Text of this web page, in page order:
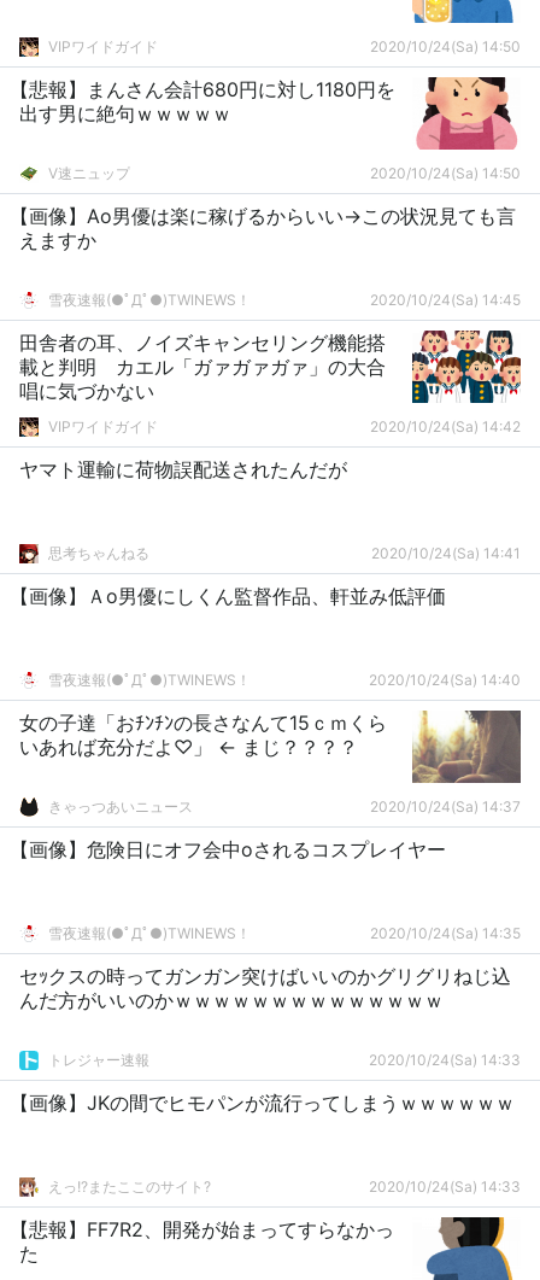
VIPワイドガイド 2020/10/24(Sa) 14:50
【悲報】まんさん会計680円に対し1180円を
出す男に絶句ｗｗｗｗｗ
V速ニュップ 2020/10/24(Sa) 14:50
【画像】Ao男優は楽に稼げるからいい→この状況見ても言
えますか
雪夜速報(●ﾟДﾟ●)TWINEWS！ 2020/10/24(Sa) 14:45
田舎者の耳、ノイズキャンセリング機能搭
載と判明 カエル「ガァガァガァ」の大合
唱に気づかない
VIPワイドガイド 2020/10/24(Sa) 14:42
ヤマト運輸に荷物誤配送されたんだが
思考ちゃんねる 2020/10/24(Sa) 14:41
【画像】Ａo男優にしくん監督作品、軒並み低評価
雪夜速報(●ﾟДﾟ●)TWINEWS！ 2020/10/24(Sa) 14:40
女の子達「おﾁﾝﾁﾝの長さなんて15ｃｍくら
いあれば充分だよ♡」 ← まじ？？？？
きゃっつあいニュース 2020/10/24(Sa) 14:37
【画像】危険日にオフ会中oされるコスプレイヤー
雪夜速報(●ﾟДﾟ●)TWINEWS！ 2020/10/24(Sa) 14:35
セｯクスの時ってガンガン突けばいいのかグリグリねじ込
んだ方がいいのかｗｗｗｗｗｗｗｗｗｗｗｗｗｗ
トレジャー速報 2020/10/24(Sa) 14:33
【画像】JKの間でヒモパンが流行ってしまうｗｗｗｗｗｗ
えっ!?またここのサイト? 2020/10/24(Sa) 14:33
【悲報】FF7R2、開発が始まってすらなかっ
た